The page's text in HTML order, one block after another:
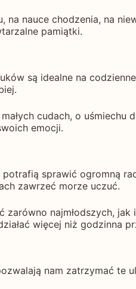
nauce chodzenia, na
pamiątki.
są idealne na
cudach, o uśmiechu
emocji.
sprawić ogromną
zawrzeć morze uczuć.
najmłodszych, jak
więcej niż godzinna
nam zatrzymać te